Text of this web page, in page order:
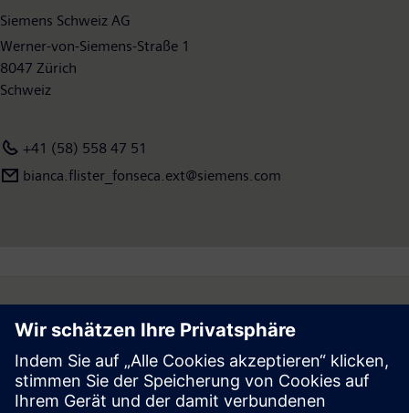
Siemens Schweiz AG
Werner-von-Siemens-Straße 1
8047 Zürich
Schweiz
+41 (58) 558 47 51
bianca.flister_fonseca.ext@siemens.com
Follow